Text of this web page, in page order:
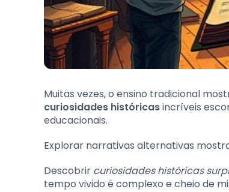
Muitas vezes, o ensino tradicional
curiosidades históricasincríveis
educacionais.
Explorar narrativas alternativas
Descobrir curiosidades históricas
tempo vivido é complexo e cheio de